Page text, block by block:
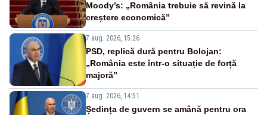
Moody’s: „România trebuie să revină la
creștere economică”
7 aug. 2026, 15:26
PSD, replică dură pentru Bolojan:
„România este într-o situație de forță
majoră”
7 aug. 2026, 14:51
Ședința de guvern se amână pentru ora